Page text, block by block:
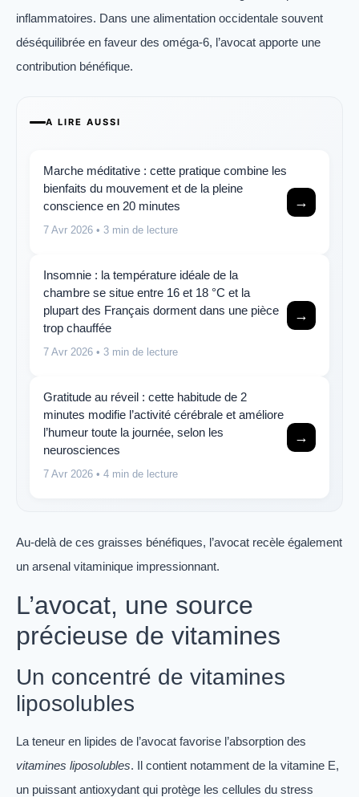
inflammatoires. Dans une alimentation occidentale souvent
déséquilibrée en faveur des oméga-6, l’avocat apporte une
contribution bénéfique.
A LIRE AUSSI
Marche méditative : cette pratique combine les
bienfaits du mouvement et de la pleine
conscience en 20 minutes
7 Avr 2026 • 3 min de lecture
→
Insomnie : la température idéale de la
chambre se situe entre 16 et 18 °C et la
plupart des Français dorment dans une pièce
trop chauffée
7 Avr 2026 • 3 min de lecture
→
Gratitude au réveil : cette habitude de 2
minutes modifie l’activité cérébrale et améliore
l’humeur toute la journée, selon les
neurosciences
7 Avr 2026 • 4 min de lecture
→
Au-delà de ces graisses bénéfiques, l’avocat recèle également
un arsenal vitaminique impressionnant.
L’avocat, une source
précieuse de vitamines
Un concentré de vitamines
liposolubles
La teneur en lipides de l’avocat favorise l’absorption des
vitamines liposolubles. Il contient notamment de la vitamine E,
un puissant antioxydant qui protège les cellules du stress